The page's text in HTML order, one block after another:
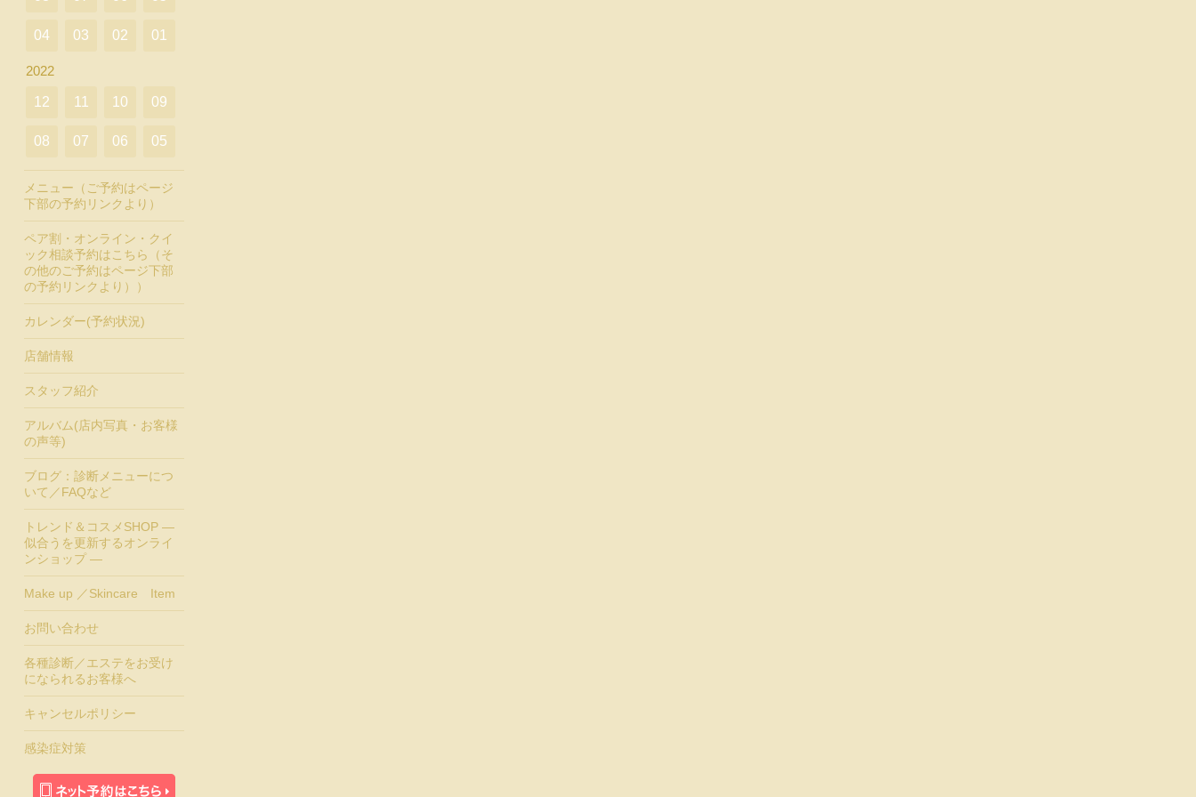
04 03 02 01
2022
12 11 10 09
08 07 06 05
メニュー（ご予約はページ
下部の予約リンクより）
ペア割・オンライン・クイ
ック相談予約はこちら（そ
の他のご予約はページ下部
の予約リンクより））
カレンダー(予約状況)
店舗情報
スタッフ紹介
アルバム(店内写真・お客様
の声等)
ブログ：診断メニューにつ
いて／FAQなど
トレンド＆コスメSHOP ―
似合うを更新するオンライ
ンショップ ―
Make up ／Skincare Item
お問い合わせ
各種診断／エステをお受け
になられるお客様へ
キャンセルポリシー
感染症対策